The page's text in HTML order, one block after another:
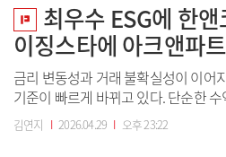
최우수 ESG에 한
이징스타에 아크앤파
금리 변동성과 거래 불확실성이 이어
기준이 빠르게 바뀌고 있다. 단순한
책임투자, 딜 실행력까지 갖춘 운용사
어로 부각되는 흐름이다.이데일리가
김연지 I 2026.04.29 I 오후 23:22